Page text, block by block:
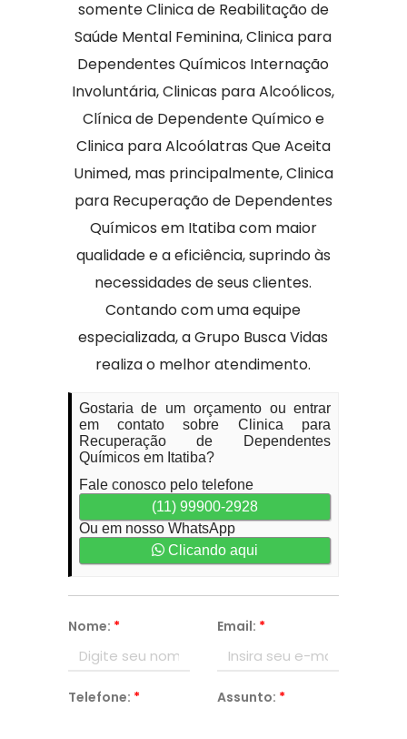
somente Clinica de Reabilitação de
Saúde Mental Feminina, Clinica para
Dependentes Químicos Internação
Involuntária, Clinicas para Alcoólicos,
Clínica de Dependente Químico e
Clinica para Alcoólatras Que Aceita
Unimed, mas principalmente, Clinica
para Recuperação de Dependentes
Químicos em Itatiba com maior
qualidade e a eficiência, suprindo às
necessidades de seus clientes.
Contando com uma equipe
especializada, a Grupo Busca Vidas
realiza o melhor atendimento.
Gostaria de um orçamento ou entrar
em contato sobre Clinica para
Recuperação de Dependentes
Químicos em Itatiba?
Fale conosco pelo telefone
(11) 99900-2928
Ou em nosso WhatsApp
Clicando aqui
Nome: * Email: *
Telefone: * Assunto: *